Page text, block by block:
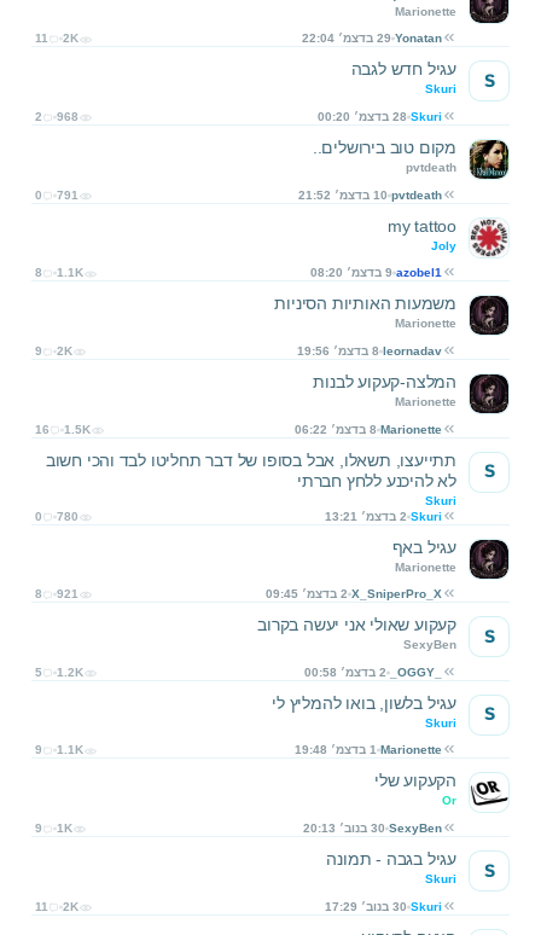
Marionette
Yonatan 29 בדצמ׳ 22:04 11 2K
עגיל חדש לגבה
Skuri
Skuri 28 בדצמ׳ 00:20 2 968
S
מקום טוב בירושלים..
pvtdeath
pvtdeath 10 בדצמ׳ 21:52 0 791
my tattoo
Joly
azobel1 9 בדצמ׳ 08:20 8 1.1K
משמעות האותיות הסיניות
Marionette
leornadav 8 בדצמ׳ 19:56 9 2K
המלצה-קעקוע לבנות
Marionette
Marionette 8 בדצמ׳ 06:22 16 1.5K
תתייעצו, תשאלו, אבל בסופו של דבר תחליטו לבד והכי חשוב
לא להיכנע ללחץ חברתי
Skuri
Skuri 2 בדצמ׳ 13:21 0 780
S
עגיל באף
Marionette
X_SniperPro_X 2 בדצמ׳ 09:45 8 921
קעקוע שאולי אני יעשה בקרוב
SexyBen
_OGGY_ 2 בדצמ׳ 00:58 5 1.2K
S
עגיל בלשון, בואו להמליץ לי
Skuri
Marionette 1 בדצמ׳ 19:48 9 1.1K
S
הקעקוע שלי
Or
SexyBen 30 בנוב׳ 20:13 9 1K
עגיל בגבה - תמונה
Skuri
Skuri 30 בנוב׳ 17:29 11 2K
S